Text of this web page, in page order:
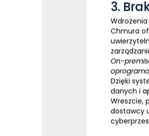
3.
Wdrożenia
Chmura
On-
Dzięki
danych i
Wreszcie,
dostawcy